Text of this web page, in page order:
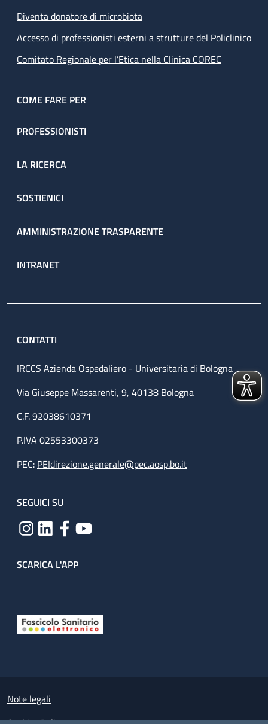
Diventa donatore di microbiota
Accesso di professionisti esterni a strutture del Policlinico
Comitato Regionale per l’Etica nella Clinica COREC
COME FARE PER
PROFESSIONISTI
LA RICERCA
SOSTIENICI
AMMINISTRAZIONE TRASPARENTE
INTRANET
CONTATTI
IRCCS Azienda Ospedaliero - Universitaria di Bologna
Via Giuseppe Massarenti, 9, 40138 Bologna
C.F. 92038610371
P.IVA 02553300373
PEC: PEIdirezione.generale@pec.aosp.bo.it
SEGUICI SU
SCARICA L'APP
Small prints
Note legali